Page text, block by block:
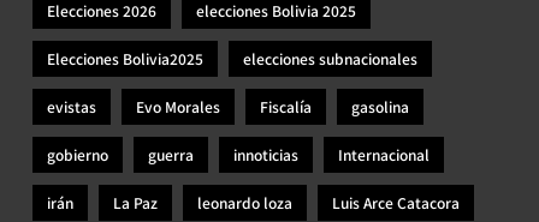
Elecciones 2026 elecciones Bolivia 2025
Elecciones Bolivia2025 elecciones subnacionales
evistas Evo Morales Fiscalía gasolina
gobierno guerra innoticias Internacional
irán La Paz leonardo loza Luis Arce Catacora